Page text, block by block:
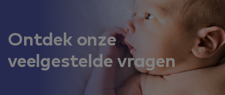
Ontdek onze
veelgestelde vragen